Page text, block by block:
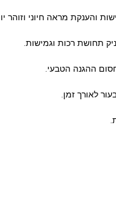
והענקת מראה חיוני וזוהר
תחושת רכות וגמישות.
ההגנה הטבעי.
לאורך זמן.